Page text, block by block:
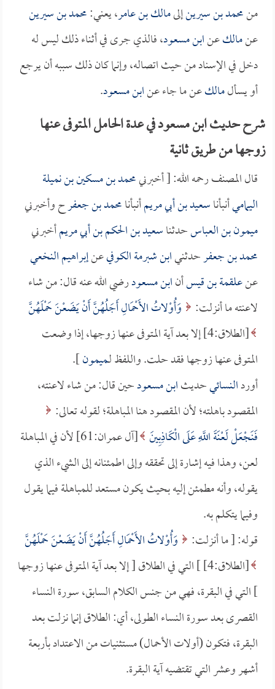
منمحمد بن سيرينإلىمالك بن عامر، يعني:محمد بن سيرين
عنمالكعنابن مسعود، فالذي جرى في أثناء ذلك ليس له
دخل في الإسناد من حيث اتصاله، وإنما كان ذلك سببه أن يرجع
أو يسألمالكعن ما جاء عنابن مسعود.
شرح حديث ابن مسعود في عدة الحامل المتوفى عنها
زوجها من طريق ثانية
قال المصنف رحمه الله: [ أخبرنيمحمد بن مسكين بن نميلة
اليماميأنبأناسعيد بن أبي مريمأنبأنامحمد بن جعفرح وأخبرني
ميمون بن العباسحدثناسعيد بن الحكم بن أبي مريمأخبرني
محمد بن جعفرحدثنيابن شبرمة الكوفيعنإبراهيم النخعي
عنعلقمة بن قيسأنابن مسعودرضي الله عنه قال: من شاء
لاعنته ما أنزلت:
وَأُوْلاتُ الأَحْمَالِ أَجَلُهُنَّ أَنْ يَضَعْنَ حَمْلَهُنَّ
[الطلاق:4] إلا بعد آية المتوفى عنها زوجها، إذا وضعت
المتوفى عنها زوجها فقد حلت. واللفظ لـميمون].
أوردالنسائيحديثابن مسعودحين قال: من شاء لاعنته،
المقصود باهلته؛ لأن المقصود هنا المباهلة؛ لقوله تعالى:
فَنَجْعَلْ لَعْنَةَ اللَّهِ عَلَى الْكَاذِبِينَ
[آل عمران:61] لأن في المباهلة
لعن، وهذا فيه إشارة إلى تحققه وإلى اطمئنانه إلى الشيء الذي
يقوله، وأنه مطمئن إليه بحيث يكون مستعد للمباهلة فيما يقول
وفيما يتكلم به.
قوله: [ ما أنزلت:
وَأُوْلاتُ الأَحْمَالِ أَجَلُهُنَّ أَنْ يَضَعْنَ حَمْلَهُنَّ
[الطلاق:4] ] التي في الطلاق [ إلا بعد آية المتوفى عنها زوجها
] التي في البقرة، فهي من جنس الكلام السابق، سورة النساء
القصرى بعد سورة النساء الطولى، أي: الطلاق إنما نزلت بعد
البقرة، فتكون (أولات الأحمال) مستثنيات من الاعتداد بأربعة
أشهر وعشر التي تقتضيه آية البقرة.